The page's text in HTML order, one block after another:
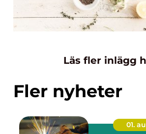
Läs fler inlägg
Fler nyheter
01.